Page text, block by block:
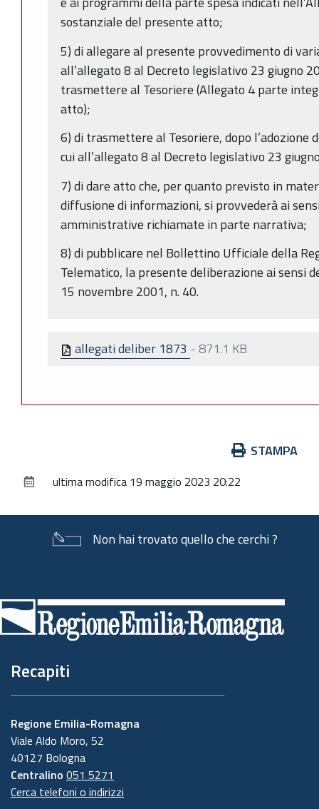
sostanziale del presente atto;
5) di allegare al presente provvedimento di
all’allegato 8 al Decreto legislativo 23 giugno
trasmettere al Tesoriere (Allegato 4 parte
atto);
6) di trasmettere al Tesoriere, dopo
cui all’allegato 8 al Decreto legislativo 23
7) di dare atto che, per quanto previsto in
diffusione di informazioni, si provvederà ai
amministrative richiamate in parte narrativa;
8) di pubblicare nel Bollettino Ufficiale della
Telematico, la presente deliberazione ai sensi
15 novembre 2001, n. 40.
allegati deliber 1873 - 871.1 KB
documento
STAMPA
ultima modifica 19 maggio 2023 20:22
Non hai trovato quello che cerchi ?
di
pagina
Recapiti
Regione Emilia-Romagna
Viale Aldo Moro, 52
40127 Bologna
Centralino 051 5271
Cerca telefoni o indirizzi